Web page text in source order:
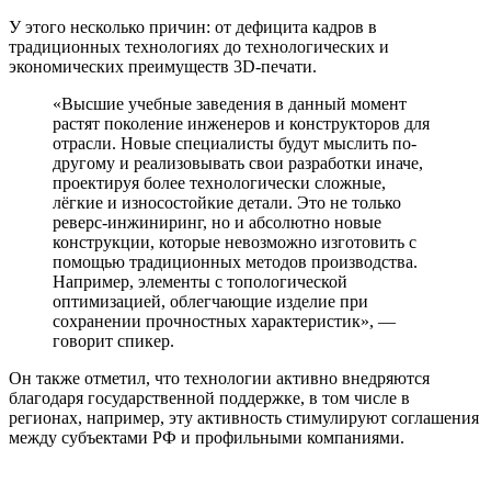
У этого несколько причин: от дефицита кадров в
традиционных технологиях до технологических и
экономических преимуществ 3D-печати.
«Высшие учебные заведения в данный момент
растят поколение инженеров и конструкторов для
отрасли. Новые специалисты будут мыслить по-
другому и реализовывать свои разработки иначе,
проектируя более технологически сложные,
лёгкие и износостойкие детали. Это не только
реверс-инжиниринг, но и абсолютно новые
конструкции, которые невозможно изготовить с
помощью традиционных методов производства.
Например, элементы с топологической
оптимизацией, облегчающие изделие при
сохранении прочностных характеристик», —
говорит спикер.
Он также отметил, что технологии активно внедряются
благодаря государственной поддержке, в том числе в
регионах, например, эту активность стимулируют соглашения
между субъектами РФ и профильными компаниями.